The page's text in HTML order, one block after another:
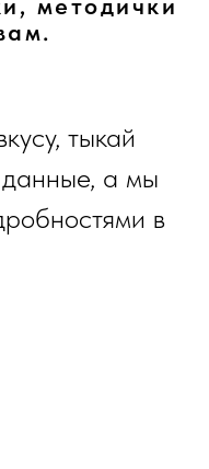
тыкай
данные, а мы
в